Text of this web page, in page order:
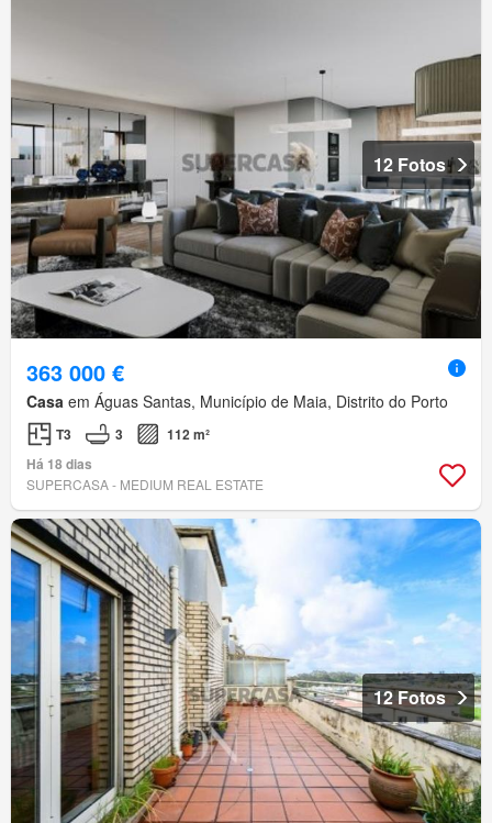
12 Fotos
363 000 €
Casa em Águas Santas, Município de Maia, Distrito do Porto
T3 3
112 m²
Há 18 dias
SUPERCASA - MEDIUM REAL ESTATE
12 Fotos